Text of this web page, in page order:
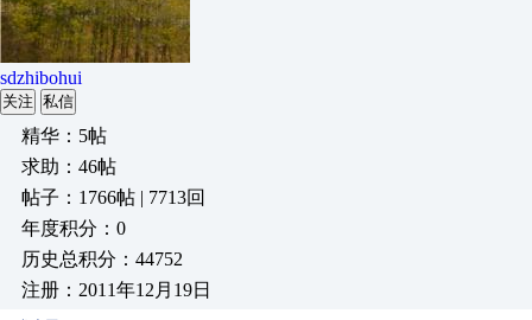
sdzhibohui
关注 私信
精华：5帖
求助：46帖
帖子：1766帖 | 7713回
年度积分：0
历史总积分：44752
注册：2011年12月19日